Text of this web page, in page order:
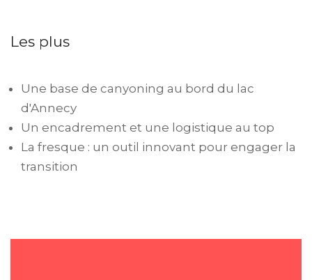
Les plus
Une base de canyoning au bord du lac
d'Annecy
Un encadrement et une logistique au top
La fresque : un outil innovant pour engager la
transition